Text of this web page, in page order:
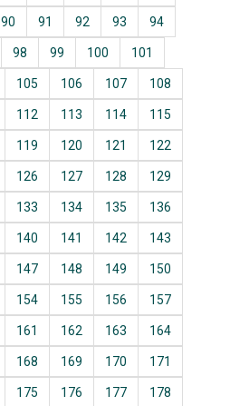
90 91 92 93 94
98 99 100 101
105 106 107 108
112 113 114 115
119 120 121 122
126 127 128 129
133 134 135 136
140 141 142 143
147 148 149 150
154 155 156 157
161 162 163 164
168 169 170 171
175 176 177 178